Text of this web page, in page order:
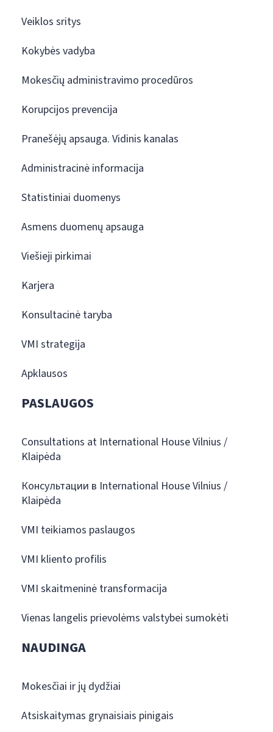
Veiklos sritys
Kokybės vadyba
Mokesčių administravimo procedūros
Korupcijos prevencija
Pranešėjų apsauga. Vidinis kanalas
Administracinė informacija
Statistiniai duomenys
Asmens duomenų apsauga
Viešieji pirkimai
Karjera
Konsultacinė taryba
VMI strategija
Apklausos
PASLAUGOS
Consultations at International House Vilnius /
Klaipėda
Консультации в International House Vilnius /
Klaipėda
VMI teikiamos paslaugos
VMI kliento profilis
VMI skaitmeninė transformacija
Vienas langelis prievolėms valstybei sumokėti
NAUDINGA
Mokesčiai ir jų dydžiai
Atsiskaitymas grynaisiais pinigais